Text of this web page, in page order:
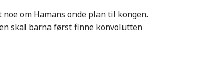
om Hamans onde plan til kongen.
skal barna først finne konvolutten